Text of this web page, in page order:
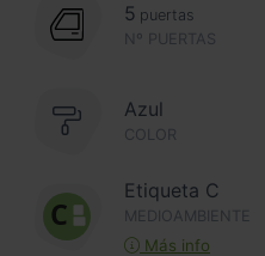
Nº PUERTAS
5 puertas
Azul
COLOR
Etiqueta C
MEDIOAMBIENTE
Más info